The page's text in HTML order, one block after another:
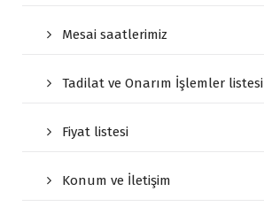
Mesai saatlerimiz
Tadilat ve Onarım İşlemler listesi
Fiyat listesi
Konum ve İletişim